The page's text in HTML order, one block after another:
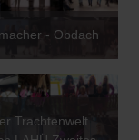
- Obdach
Trachtenwelt